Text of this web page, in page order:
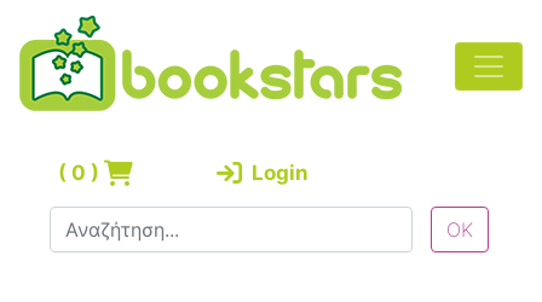
( 0 ) Login